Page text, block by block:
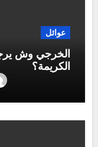
عوائل
الخرجي وش
الكريمة؟